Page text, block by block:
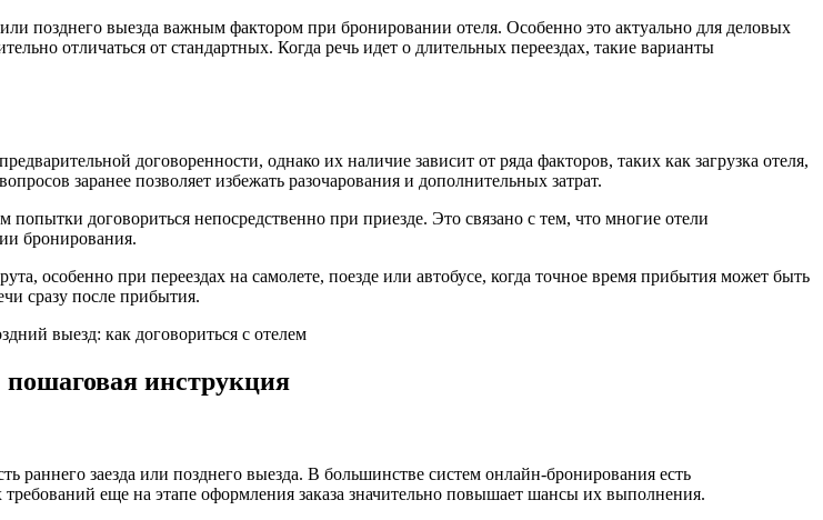
позднего выезда важным фактором при бронировании отеля. Особенно это актуально для деловых
отличаться от стандартных. Когда речь идет о длительных переездах, такие варианты
договоренности, однако их наличие зависит от ряда факторов, таких как загрузка отеля,
заранее позволяет избежать разочарования и дополнительных затрат.
договориться непосредственно при приезде. Это связано с тем, что многие отели
бронирования.
особенно при переездах на самолете, поезде или автобусе, когда точное время прибытия может быть
сразу после прибытия.
инструкция
заезда или позднего выезда. В большинстве систем онлайн-бронирования есть
еще на этапе оформления заказа значительно повышает шансы их выполнения.